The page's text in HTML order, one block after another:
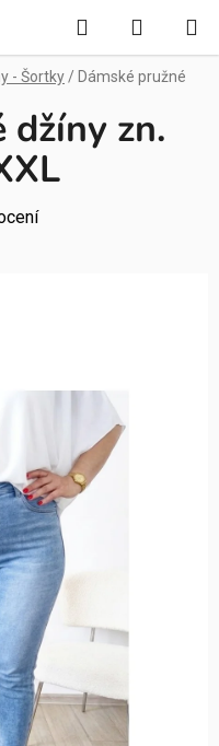
Hledat
KOŠÍK
- Šortky / Dámské pružné
džíny zn.